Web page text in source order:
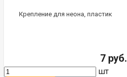
Крепление для неона, пластик
7 руб.
шт